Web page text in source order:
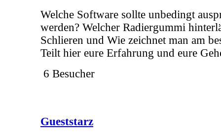
Welche Software sollte unbedingt
werden? Welcher Radiergummi
Schlieren und Wie zeichnet man am
Teilt hier eure Erfahrung und eure
6 Besucher
Gueststarz